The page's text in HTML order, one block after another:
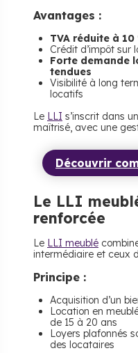
Avantages :
TVA réduite à 10
Crédit d’impôt sur
Forte demande
tendues
Visibilité à long
locatifs
Le LLI s’inscrit dans
maîtrisé, avec une
Découvrir
Le LLI
renforcée
Le LLI meublé
intermédiaire et ceux
Principe :
Acquisition d’un
Location en
de 15 à 20 ans
Loyers plafonnés
des locataires